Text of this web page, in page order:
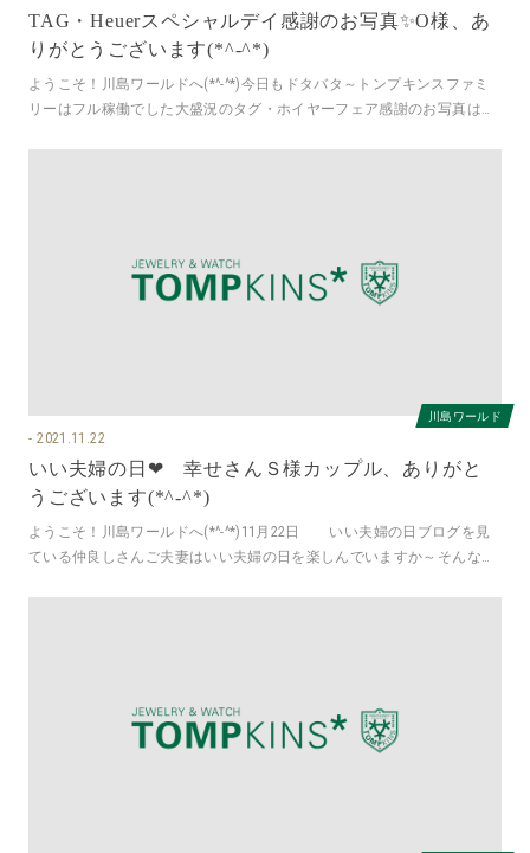
TAG・Heuerスペシャルデイ感謝のお写真✨O様、あ
りがとうございます(*^-^*)
ようこそ！川島ワールドへ(*^-^*)今日もドタバタ～トンプキンスファミ
リーはフル稼働でした大盛況のタグ・ホイヤーフェア感謝のお写真は～
川島ワールド
2021.11.22
いい夫婦の日❤ 幸せさんＳ様カップル、ありがと
うございます(*^-^*)
ようこそ！川島ワールドへ(*^-^*)11月22日 いい夫婦の日ブログを見
ている仲良しさんご夫妻はいい夫婦の日を楽しんでいますか～そんな